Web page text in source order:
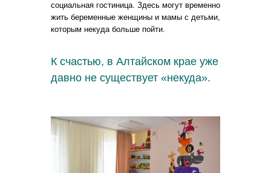
социальная гостиница. Здесь могут временно
жить беременные женщины и мамы с детьми,
которым некуда больше пойти.
К счастью, в Алтайском крае уже
давно не существует «некуда».